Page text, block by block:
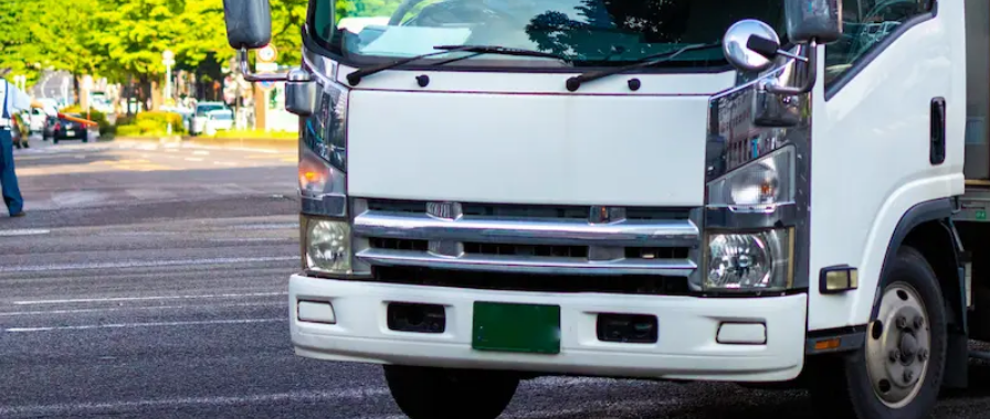
午後2時〜午前0時
勤務地
奈良県大和高田市
正社員食品トラック中型トラック・中型免許4トン未経験者歓迎シニア歓迎夜勤のみ週休2日
気になる 詳しく見る
【賞与・昇給・退職金あり】リサイクル紙、古紙を運ぶ準中型・中型・大型ト
カー）｜奈良県大和高田市
株式会社 吉田稔商店